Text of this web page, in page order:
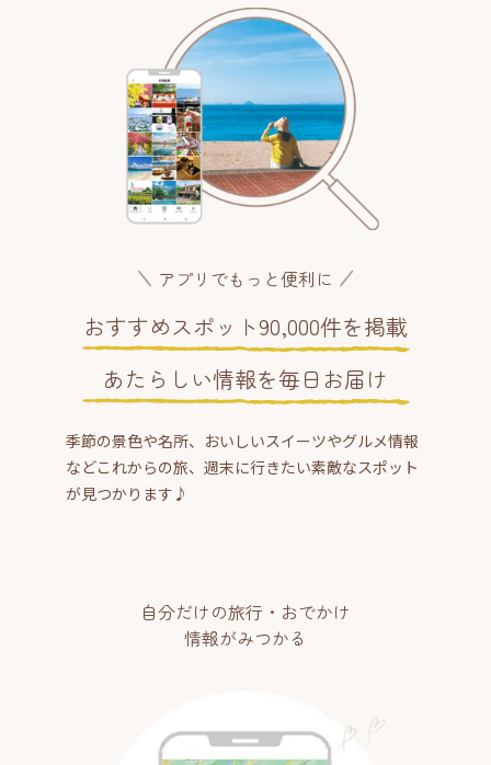
アプリでもっと便利に
おすすめスポット90,000件を掲載
あたらしい情報を毎日お届け
季節の景色や名所、おいしいスイーツやグルメ情報
などこれからの旅、週末に行きたい素敵なスポット
が見つかります♪
自分だけの旅行・おでかけ
情報がみつかる